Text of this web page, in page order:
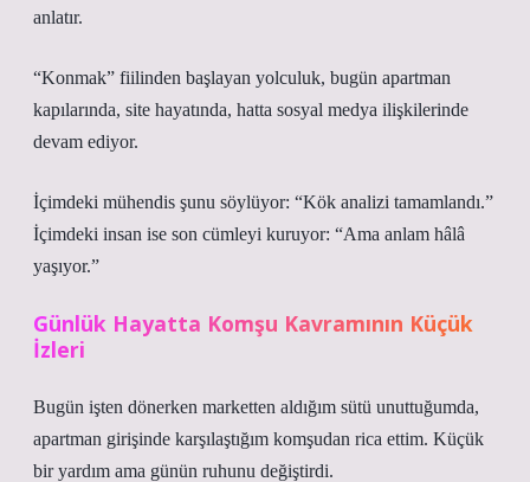
anlatır.
“Konmak” fiilinden başlayan yolculuk, bugün apartman
kapılarında, site hayatında, hatta sosyal medya ilişkilerinde
devam ediyor.
İçimdeki mühendis şunu söylüyor: “Kök analizi tamamlandı.”
İçimdeki insan ise son cümleyi kuruyor: “Ama anlam hâlâ
yaşıyor.”
Günlük Hayatta Komşu Kavramının Küçük
İzleri
Bugün işten dönerken marketten aldığım sütü unuttuğumda,
apartman girişinde karşılaştığım komşudan rica ettim. Küçük
bir yardım ama günün ruhunu değiştirdi.